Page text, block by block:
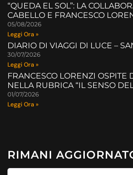
“QUEDA EL SOL”: LA
CABELLO E FRANCESCO
05/08/2026
Leggi Ora »
DIARIO DI VIAGGI DI LUCE –
30/07/2026
Leggi Ora »
FRANCESCO LORENZI OSPITE
NELLA RUBRICA “IL SENSO
01/07/2026
Leggi Ora »
RIMANI